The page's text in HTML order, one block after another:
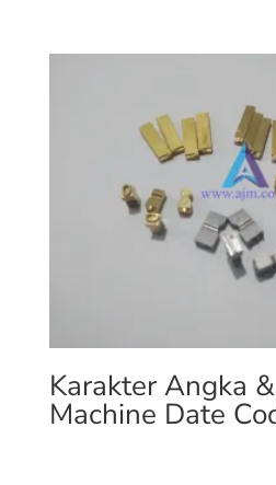
Karakter Angka
Machine Date